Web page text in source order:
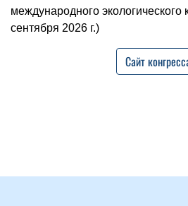
международного экологического
сентября 2026 г.)
Сайт